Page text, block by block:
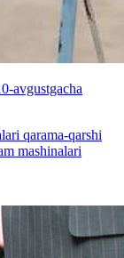
avgustgacha
qarama-qarshi
mashinalari